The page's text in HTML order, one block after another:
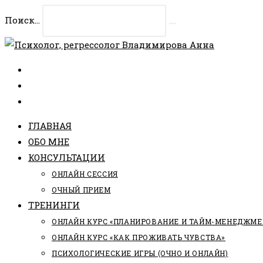
содержимому
Поиск...
ГЛАВНАЯ
ОБО МНЕ
КОНСУЛЬТАЦИИ
ОНЛАЙН СЕССИЯ
ОЧНЫЙ ПРИЕМ
ТРЕНИНГИ
ОНЛАЙН КУРС «ПЛАНИРОВАНИЕ И ТАЙМ-
ОНЛАЙН КУРС «КАК ПРОЖИВАТЬ ЧУВСТВА»
ПСИХОЛОГИЧЕСКИЕ ИГРЫ (ОЧНО И ОНЛАЙН)